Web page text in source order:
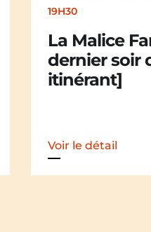
17H00
Kakamü
d’été :
Voir le détail